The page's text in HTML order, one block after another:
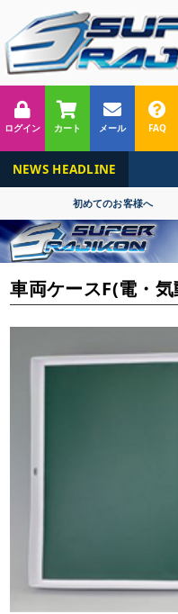
ログイン カート メール FAQ
NEWS HEADLINE
初めてのお客様へ
車両ケースF(電・